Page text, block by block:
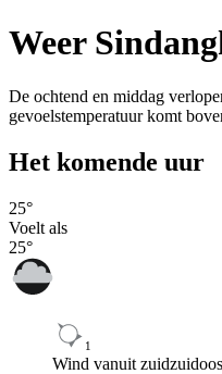
Weer
De ochtend en middag
gevoelstemperatuur komt
Het komende uur
25°
Voelt als
25°
1
Wind vanuit